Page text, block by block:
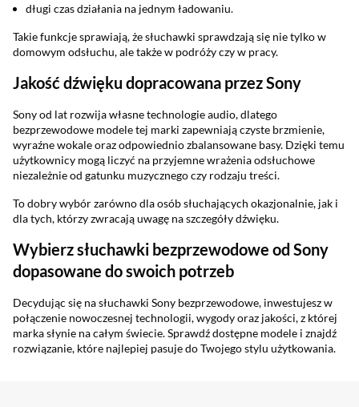
długi czas działania na jednym ładowaniu.
Takie funkcje sprawiają, że słuchawki sprawdzają się nie tylko w
domowym odsłuchu, ale także w podróży czy w pracy.
Jakość dźwięku dopracowana przez Sony
Sony od lat rozwija własne technologie audio, dlatego
bezprzewodowe modele tej marki zapewniają czyste brzmienie,
wyraźne wokale oraz odpowiednio zbalansowane basy. Dzięki temu
użytkownicy mogą liczyć na przyjemne wrażenia odsłuchowe
niezależnie od gatunku muzycznego czy rodzaju treści.
To dobry wybór zarówno dla osób słuchających okazjonalnie, jak i
dla tych, którzy zwracają uwagę na szczegóły dźwięku.
Wybierz słuchawki bezprzewodowe od Sony
dopasowane do swoich potrzeb
Decydując się na słuchawki Sony bezprzewodowe, inwestujesz w
połączenie nowoczesnej technologii, wygody oraz jakości, z której
marka słynie na całym świecie. Sprawdź dostępne modele i znajdź
rozwiązanie, które najlepiej pasuje do Twojego stylu użytkowania.